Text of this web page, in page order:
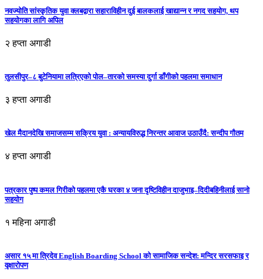
नवज्योति सांस्कृतिक युवा क्लबद्वारा सहाराविहीन दुई बालकलाई खाद्यान्न र नगद सहयोग, थप
सहयोगका लागि अपिल
२ हप्ता अगाडी
तुलसीपुर–८ बुटेनियामा लत्रिएको पोल–तारको समस्या दुर्गा डाँगीको पहलमा समाधान
३ हप्ता अगाडी
खेल मैदानदेखि समाजसम्म सक्रिय युवा : अन्यायविरुद्ध निरन्तर आवाज उठाउँदै: सन्दीप गौतम
४ हप्ता अगाडी
पत्रकार पुष्प कमल गिरीको पहलमा एकै घरका ४ जना दृष्टिविहीन दाजुभाइ–दिदीबहिनीलाई सानो
सहयोग
१ महिना अगाडी
असार १५ मा त्रिदेव English Boarding School को सामाजिक सन्देश: मन्दिर सरसफाइ र
वृक्षारोपण